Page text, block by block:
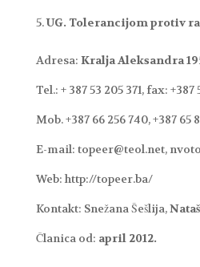
UG. Tolerancijom protiv
Adresa: Kralja Aleksandra
Tel.: + 387 53 205 371, fax: +387
Mob. +387 66 256 740, +387 65
E-mail: topeer@teol.net,
Web: http://topeer.ba/
Kontakt: Snežana Šešlija,
Članica od: april 2012.